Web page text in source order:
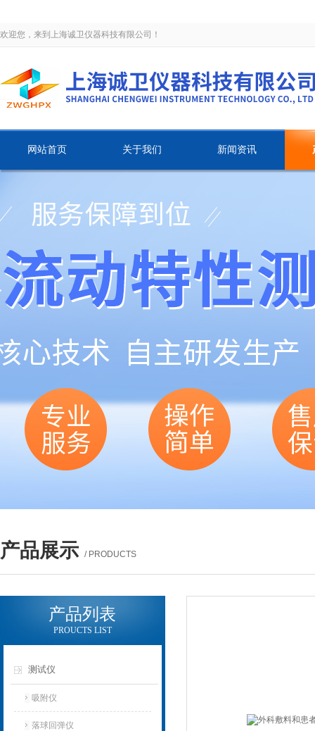
欢迎您，来到上海诚卫仪器科技有限公司！
网站首页 关于我们 新闻资讯
产品展示 / PRODUCTS
产品列表
PROUCTS LIST
测试仪
吸附仪
落球回弹仪